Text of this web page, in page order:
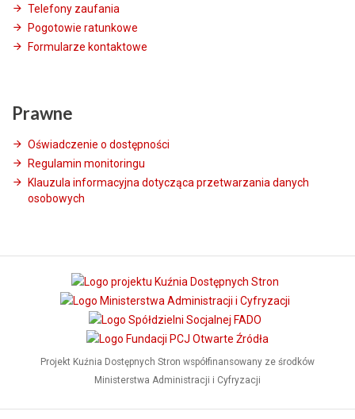
Telefony zaufania
Pogotowie ratunkowe
Formularze kontaktowe
Prawne
Oświadczenie o dostępności
Regulamin monitoringu
Klauzula informacyjna dotycząca przetwarzania danych
osobowych
Projekt Kuźnia Dostępnych Stron współfinansowany ze środków
Ministerstwa Administracji i Cyfryzacji